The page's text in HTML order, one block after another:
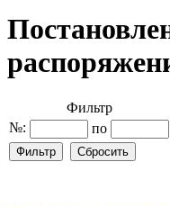
Фильтр
№:
по